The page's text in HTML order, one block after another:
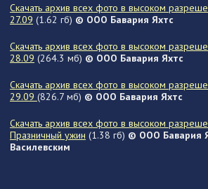
Скачать архив всех фото в высоком
27.09 (1.62 гб) © ООО Бавария Яхтс
Скачать архив всех фото в высоком
28.09 (264.3 мб) © ООО Бавария Яхтс
Скачать архив всех фото в высоком
29.09 (826.7 мб) © ООО Бавария Яхтс
Скачать архив всех фото в высоком
Празничный ужин (1.38 гб) © ООО Бавария
Василевским